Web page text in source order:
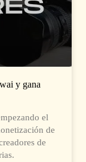
y gana
el
de
de